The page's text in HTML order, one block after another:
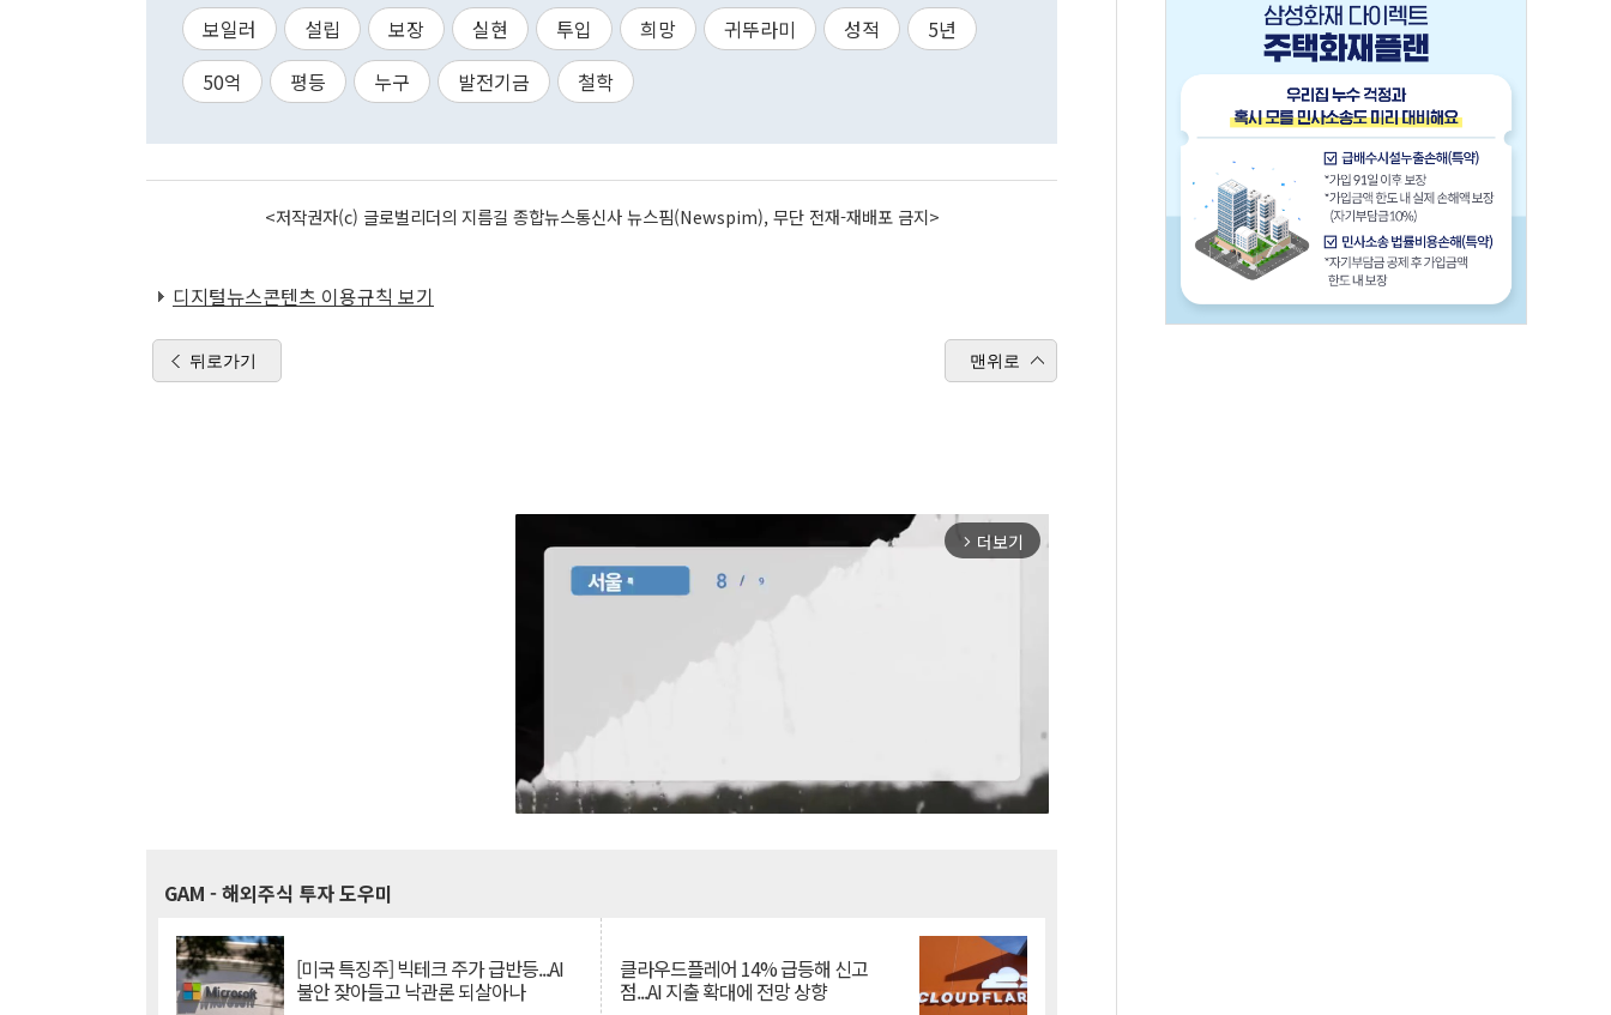
보일러
설립 보장 실현 투입 희망 귀뚜라미 성적
5년
50억
평등 누구 발전기금 철학
<저작권자(c) 글로벌리더의 지름길 종합뉴스통신사 뉴스핌(Newspim), 무단 전재-재배포 금지>
디지털뉴스콘텐츠 이용규칙 보기
뒤로가기 맨위로
arrow_forward_ios 더보기
GAM - 해외주식 투자 도우미
[미국 특징주] 빅테크 주가 급반등...AI
불안 잦아들고 낙관론 되살아나
클라우드플레어 14% 급등해 신고
점...AI 지출 확대에 전망 상향